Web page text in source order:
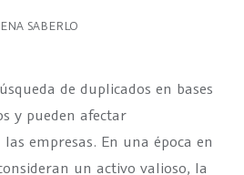
SABERLO
de duplicados en bases
y pueden afectar
empresas. En una época en
un activo valioso, la